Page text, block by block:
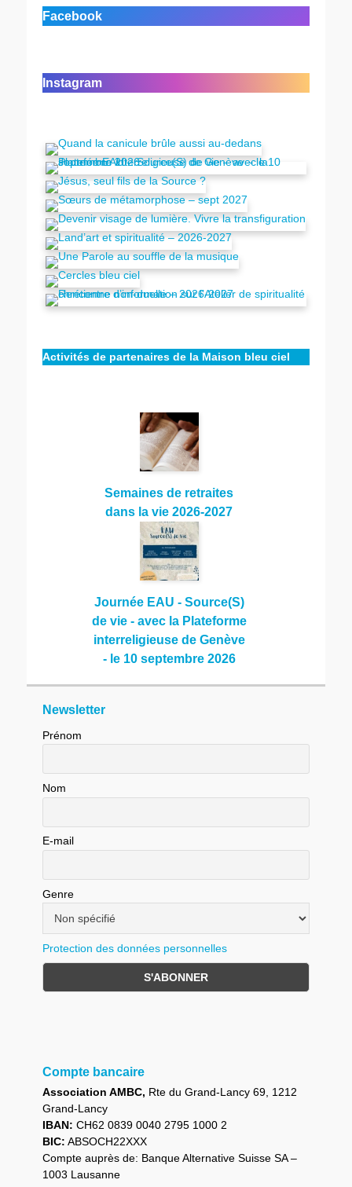
Facebook
Instagram
Activités de partenaires de la Maison bleu ciel
Semaines de retraites
dans la vie 2026-2027
Journée EAU - Source(S)
de vie - avec la Plateforme
interreligieuse de Genève
- le 10 septembre 2026
Newsletter
Prénom
Nom
E-mail
Genre
Protection des données personnelles
Compte bancaire
Association AMBC, Rte du Grand-Lancy 69, 1212
Grand-Lancy
IBAN: CH62 0839 0040 2795 1000 2
BIC: ABSOCH22XXX
Compte auprès de: Banque Alternative Suisse SA –
1003 Lausanne